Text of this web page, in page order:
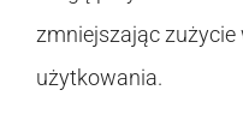
zmniejszając
użytkowania.